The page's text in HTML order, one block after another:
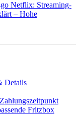
Netflix: Streaming-
– Hohe
Details
Fritzbox